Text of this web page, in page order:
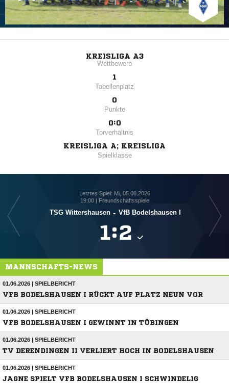
KREISLIGA A3
Wettbewerb
1
Tabellenplatz
0
Punkte
0:0
Torverhältnis
KREISLIGA A; KREISLIGA
Spielklasse
Letztes Spiel: Mi, 05.08.2026
19:00 | Freundschaftsspiele
TSG Wittershausen - VfB Bodelshausen I
:
MANNSCHAFTS-NEWS
01.06.2026 | SPIELBERICHT
VFB BODELSHAUSEN I RÜCKT AUF PLATZ NEUN VOR
01.06.2026 | SPIELBERICHT
VFB BODELSHAUSEN I GEWINNT IN TÜBINGEN
01.06.2026 | SPIELBERICHT
TV DERENDINGEN II VERLIERT HOCH IN BODELSHAUSEN
01.06.2026 | SPIELBERICHT
JAGNE SPIELT VFB BODELSHAUSEN I SCHWINDELIG